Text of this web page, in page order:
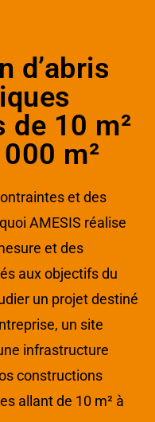
d’abris
de 10 m²
m²
et des
AMESIS réalise
et des
aux objectifs du
un projet destiné
un site
infrastructure
constructions
allant de 10 m² à